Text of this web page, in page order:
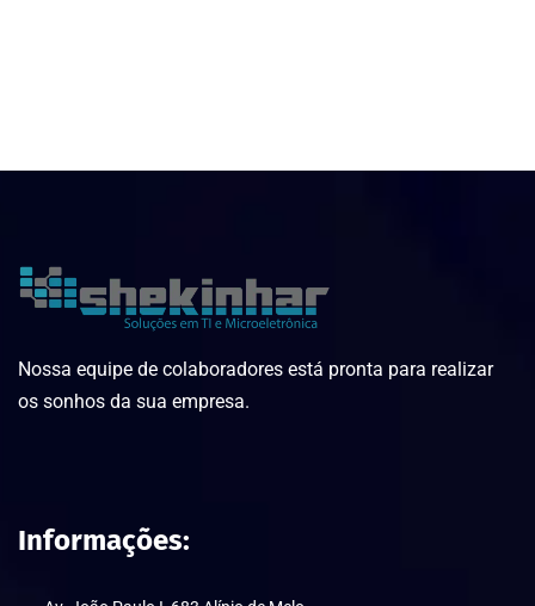
Nossa equipe de colaboradores está pronta para realizar
os sonhos da sua empresa.
Informações: